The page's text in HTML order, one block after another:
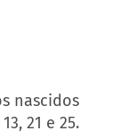
nascidos
21 e 25.